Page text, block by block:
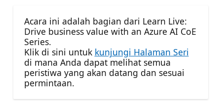
Acara ini adalah bagian dari Learn Live:
Drive business value with an Azure AI CoE
Series.
Klik di sini untuk kunjungi Halaman Seri
di mana Anda dapat melihat semua
peristiwa yang akan datang dan sesuai
permintaan.